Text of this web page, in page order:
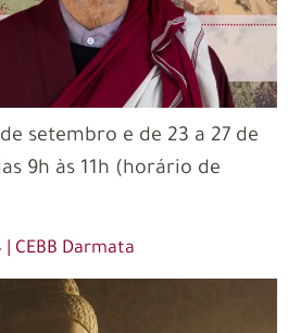
setembro e de 23 a 27 de
9h às 11h (horário de
CEBB Darmata